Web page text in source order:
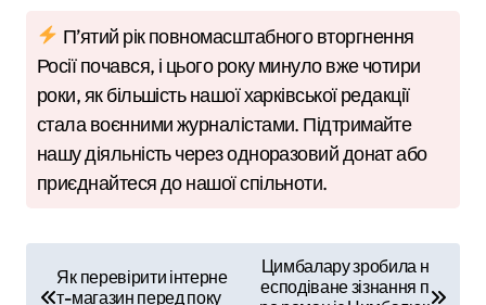
П’ятий рік повномасштабного вторгнення
Росії почався, і цього року минуло вже чотири
роки, як більшість нашої харківської редакції
стала воєнними журналістами. Підтримайте
нашу діяльність через одноразовий донат або
приєднайтеся до нашої спільноти.
Як перевірити інтерне
т-магазин перед поку
Цимбалару зробила н
есподіване зізнання п